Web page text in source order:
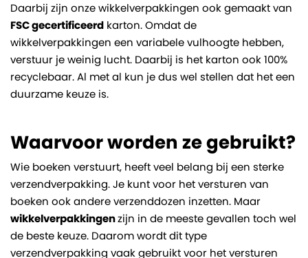
Daarbij zijn onze wikkelverpakkingen ook gemaakt van
FSC gecertificeerd karton. Omdat de
wikkelverpakkingen een variabele vulhoogte hebben,
verstuur je weinig lucht. Daarbij is het karton ook 100%
recyclebaar. Al met al kun je dus wel stellen dat het een
duurzame keuze is.
Waarvoor worden ze gebruikt?
Wie boeken verstuurt, heeft veel belang bij een sterke
verzendverpakking. Je kunt voor het versturen van
boeken ook andere verzenddozen inzetten. Maar
wikkelverpakkingenzijn in de meeste gevallen toch wel
de beste keuze. Daarom wordt dit type
verzendverpakking vaak gebruikt voor het versturen